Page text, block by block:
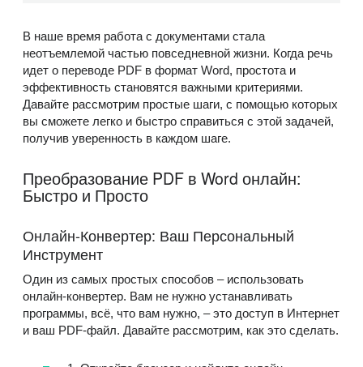
В наше время работа с документами стала
неотъемлемой частью повседневной жизни. Когда речь
идет о переводе PDF в формат Word, простота и
эффективность становятся важными критериями.
Давайте рассмотрим простые шаги, с помощью которых
вы сможете легко и быстро справиться с этой задачей,
получив уверенность в каждом шаге.
Преобразование PDF в Word онлайн:
Быстро и Просто
Онлайн-Конвертер: Ваш Персональный
Инструмент
Один из самых простых способов – использовать
онлайн-конвертер. Вам не нужно устанавливать
программы, всё, что вам нужно, – это доступ в Интернет
и ваш PDF-файл. Давайте рассмотрим, как это сделать.